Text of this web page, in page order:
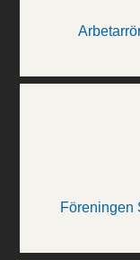
Föreningen